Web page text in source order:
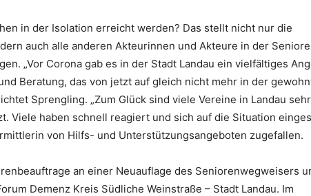
in der Isolation erreicht werden? Das stellt nicht nur die
auch alle anderen Akteurinnen und Akteure in der
„Vor Corona gab es in der Stadt Landau ein vielfältiges
Beratung, das von jetzt auf gleich nicht mehr in der
Sprengling. „Zum Glück sind viele Vereine in Landau sehr
Viele haben schnell reagiert und sich auf die Situation
von Hilfs- und Unterstützungsangeboten zugefallen.
an einer Neuauflage des Seniorenwegweisers
Demenz Kreis Südliche Weinstraße – Stadt Landau. Im